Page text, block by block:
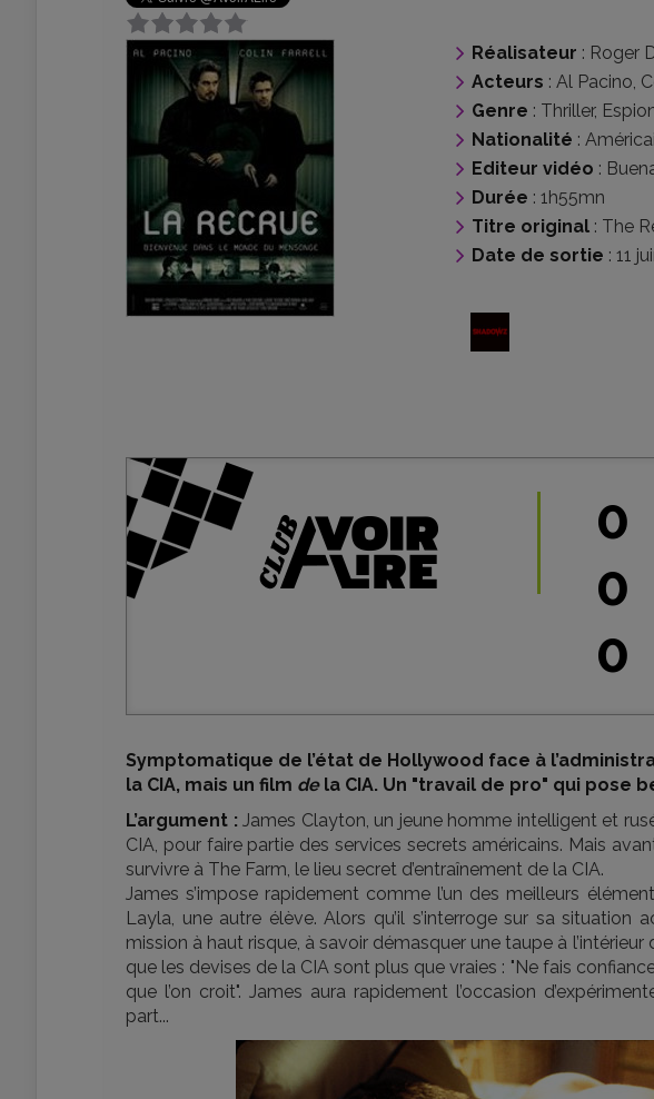
Réalisateur : Roger
Acteurs : Al Pacino,
Genre : Thriller,
Nationalité :
Editeur vidéo :
Durée : 1h55mn
Titre original : The
Date de sortie : 11
0
0
0
Symptomatique de l’état de Hollywood face à
la CIA, mais un film dela CIA. Un "travail de pro" qui pose
L’argument : James Clayton, un jeune homme intelligent et
CIA, pour faire partie des services secrets américains. Mais
survivre à The Farm, le lieu secret d’entraînement de la CIA.
James s’impose rapidement comme l’un des meilleurs
Layla, une autre élève. Alors qu’il s’interroge sur sa situation
mission à haut risque, à savoir démasquer une taupe à
que les devises de la CIA sont plus que vraies : "Ne fais
que l’on croit". James aura rapidement l’occasion
part...